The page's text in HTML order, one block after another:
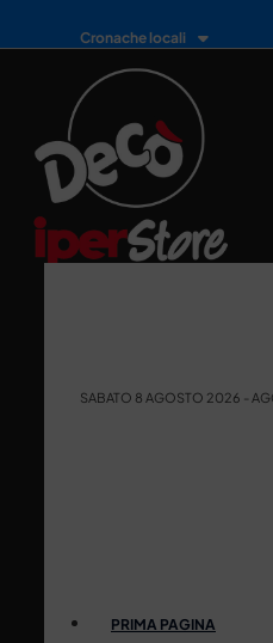
Cronache locali
SABATO 8 AGOSTO 2026 -
PRIMA PAGINA